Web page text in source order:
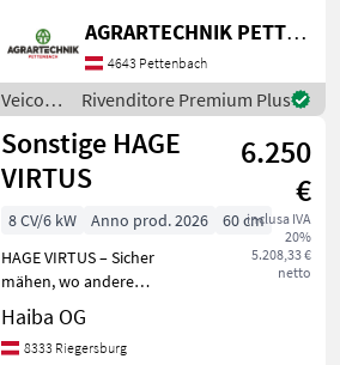
zuverlässiges Gerät, das
speziell für anspruchsvolle
Mäh- und Fräsarbeiten
konzipiert wurde. Dieses
Modell a
AGRARTECHNIK PETTENBACH GMBH
4643 Pettenbach
Veicoli
agricoli
a
motore
/ Aebi
Rivenditore Premium Plus
Sonstige HAGE
VIRTUS
6.250
€
inclusa IVA
20%
5.208,33 €
netto
8 CV/6 kW Anno prod. 2026
60 cm
HAGE VIRTUS – Sicher
mähen, wo andere
aufgeben. Der HAGE VIRTUS
ist der professionelle
ferngesteuerte Elektro-
Haiba OG
8333 Riegersburg